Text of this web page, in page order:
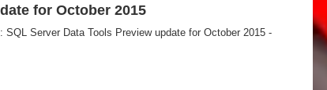
for October 2015
Server Data Tools Preview update for October 2015 -